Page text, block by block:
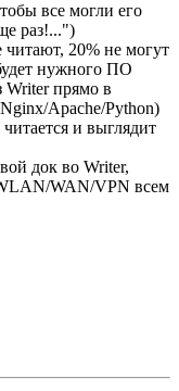
все могли его
раз!...")
читают, 20% не могут
нужного ПО
Writer прямо в
Apache/Python)
и выглядит
док во Writer,
WAN/VPN всем